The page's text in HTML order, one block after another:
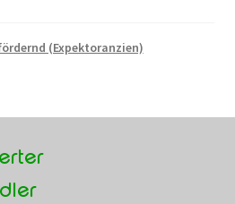
(Expektoranzien)